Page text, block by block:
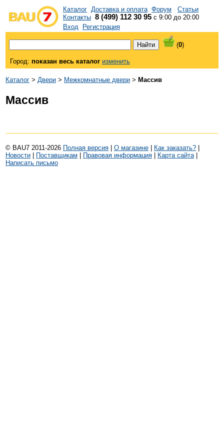
Каталог Доставка и оплата Форум
Статьи
Контакты 8 (499) 112 30 95 с 9:00 до 20:00
Вход
Регистрация
(0)
Город: показан весь каталог изменить
Каталог > Двери > Межкомнатные двери > Массив
Массив
© BAU7 2011-2026 Полная версия О магазине Как заказать?
Новости
Поставщикам Правовая информация Карта сайта|
Написать письмо